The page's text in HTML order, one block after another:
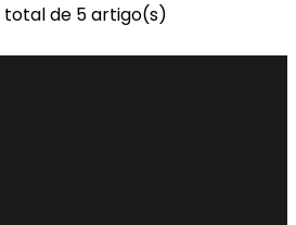
total de 5 artigo(s)